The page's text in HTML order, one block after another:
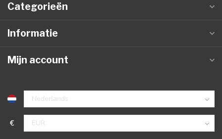
Categorieën
Informatie
Mijn account
€